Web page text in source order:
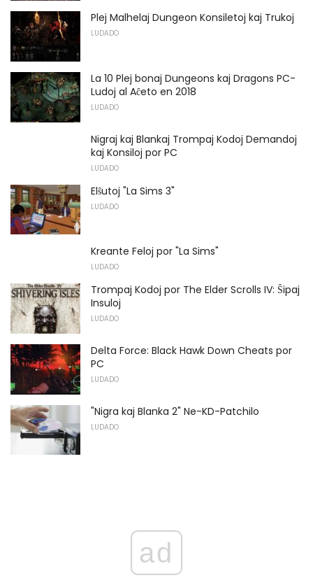
Plej Malhelaj Dungeon Konsiletoj kaj Trukoj
LUDADO
La 10 Plej bonaj Dungeons kaj Dragons PC-
Ludoj al Aĉeto en 2018
LUDADO
Nigraj kaj Blankaj Trompaj Kodoj Demandoj
kaj Konsiloj por PC
LUDADO
Elŝutoj "La Sims 3"
LUDADO
Kreante Feloj por "La Sims"
LUDADO
Trompaj Kodoj por The Elder Scrolls IV: Ŝipaj
Insuloj
LUDADO
Delta Force: Black Hawk Down Cheats por
PC
LUDADO
"Nigra kaj Blanka 2" Ne-KD-Patchilo
LUDADO
ad